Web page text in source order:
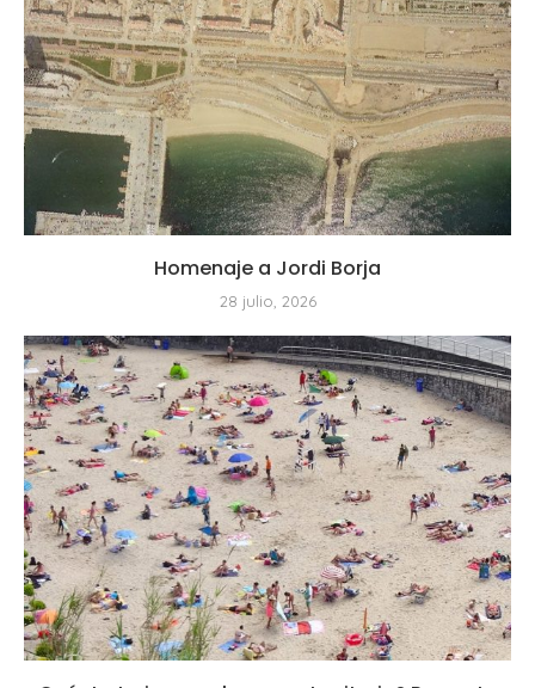
Homenaje a Jordi Borja
28 julio, 2026